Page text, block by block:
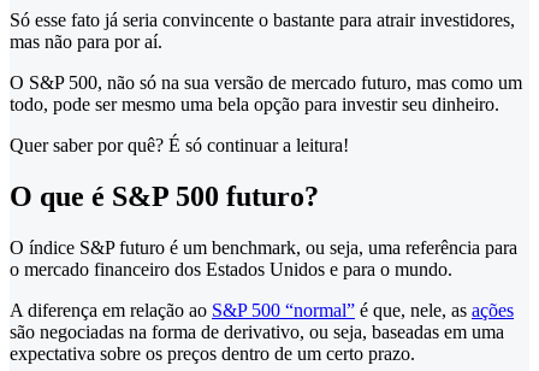
Só esse fato já seria convincente o bastante para atrair investidores,
mas não para por aí.
O S&P 500, não só na sua versão de mercado futuro, mas como um
todo, pode ser mesmo uma bela opção para investir seu dinheiro.
Quer saber por quê? É só continuar a leitura!
O que é S&P 500 futuro?
O índice S&P futuro é um benchmark, ou seja, uma referência para
o mercado financeiro dos Estados Unidos e para o mundo.
A diferença em relação ao S&P 500 “normal” é que, nele, as ações
são negociadas na forma de derivativo, ou seja, baseadas em uma
expectativa sobre os preços dentro de um certo prazo.